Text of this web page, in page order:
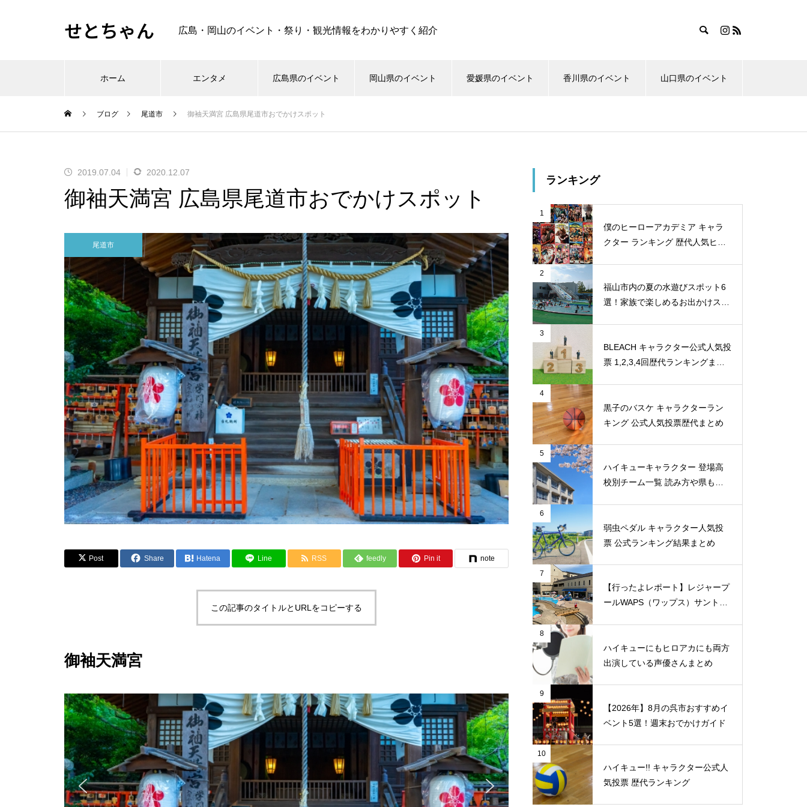
せとちゃん 広島・岡山のイベント・祭り・観光情報をわかりやすく紹介
ホーム エンタメ 広島県のイベント 岡山県のイベント 愛媛県のイベント 香川県のイベント 山口県のイベント
ブログ 尾道市 御袖天満宮 広島県尾道市おでかけスポット
2019.07.04 2020.12.07
御袖天満宮 広島県尾道市おでかけスポット
尾道市
Post Share Hatena Line RSS feedly Pin it note
この記事のタイトルとURLをコピーする
御袖天満宮
ランキング
1
僕のヒーローアカデミア キャラ
クター ランキング 歴代人気ヒー
2
福山市内の夏の水遊びスポット6
選！家族で楽しめるお出かけスポ
3
BLEACH キャラクター公式人気投
票 1,2,3,4回歴代ランキングまと
4
黒子のバスケ キャラクターラン
キング 公式人気投票歴代まとめ
5
ハイキューキャラクター 登場高
校別チーム一覧 読み方や県もま
6
弱虫ペダル キャラクター人気投
票 公式ランキング結果まとめ
7
【行ったよレポート】レジャープ
ールWAPS（ワップス）サントピ
8
ハイキューにもヒロアカにも両方
出演している声優さんまとめ
9
【2026年】8月の呉市おすすめイ
ベント5選！週末おでかけガイド
10
ハイキュー!! キャラクター公式人
気投票 歴代ランキング